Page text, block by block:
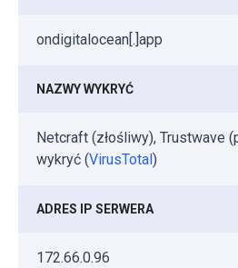
ondigitalocean[.]app
NAZWY WYKRYĆ
Netcraft (złośliwy), Trustwave
wykryć (VirusTotal)
ADRES IP SERWERA
172.66.0.96